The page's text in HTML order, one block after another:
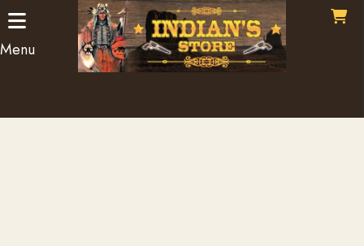
Menu
Panneau de gestion des cookies